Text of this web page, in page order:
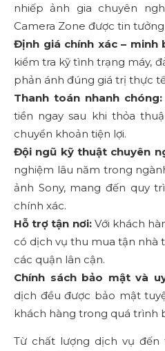
nhiếp ảnh gia chuyên
Camera Zone được tin
Định giá chính xác – minh
kiểm tra kỹ tình trạng máy,
phản ánh đúng giá trị thực
Thanh toán nhanh chóng:
tiền ngay sau khi thỏa
chuyển khoản tiện lợi.
Đội ngũ kỹ thuật chuyên
nghiệm lâu năm trong
ảnh Sony, mang đến quy
chính xác.
Hỗ trợ tận nơi:Với khách
có dịch vụ thu mua tận nhà
các quận lân cận.
Chính sách bảo mật và
dịch đều được bảo mật
khách hàng trong quá trình
Từ chất lượng dịch vụ